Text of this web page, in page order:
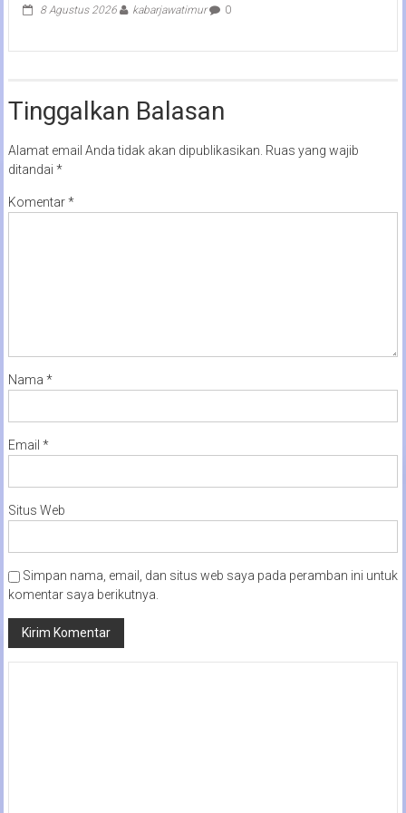
8 Agustus 2026 kabarjawatimur 0
Tinggalkan Balasan
Alamat email Anda tidak akan dipublikasikan. Ruas yang wajib
ditandai *
Komentar*
Nama *
Email *
Situs Web
Simpan nama, email, dan situs web saya pada peramban ini untuk
komentar saya berikutnya.